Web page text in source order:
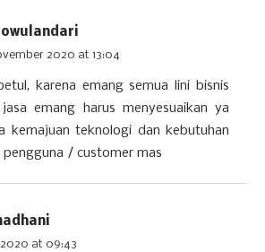
2020 at 13:04
karena emang semua lini bisnis
emang harus menyesuaikan ya
kemajuan teknologi dan kebutuhan
pengguna / customer mas
at 09:43